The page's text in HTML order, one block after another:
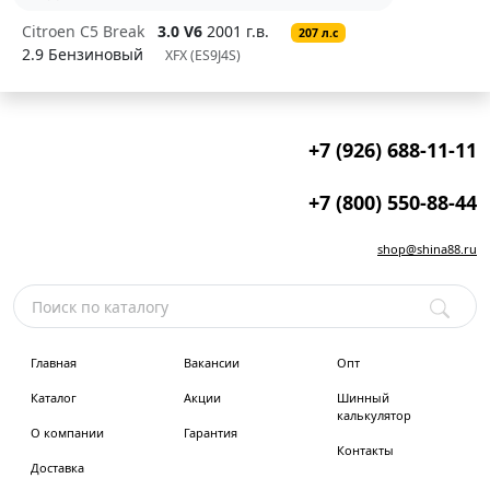
Citroen C5 Break 3.0 V6 2001 г.в. 207 л.с
2.9 Бензиновый XFX (ES9J4S)
+7 (926) 688-11-11
+7 (800) 550-88-44
shop@shina88.ru
Главная
Каталог
О компании
Доставка
Вакансии
Акции
Гарантия
Опт
Шинный
калькулятор
Контакты